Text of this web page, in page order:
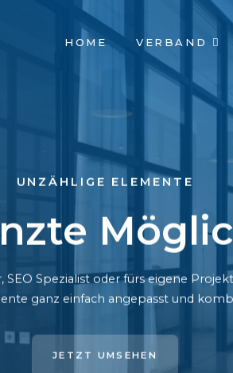
NAVIGATION
ÜBERSPRINGEN
HOME VERBAND
UNZÄHLIGE ELEMENTE
Spezialist oder fürs eigene
ganz einfach angepasst und
JETZT UMSEHEN